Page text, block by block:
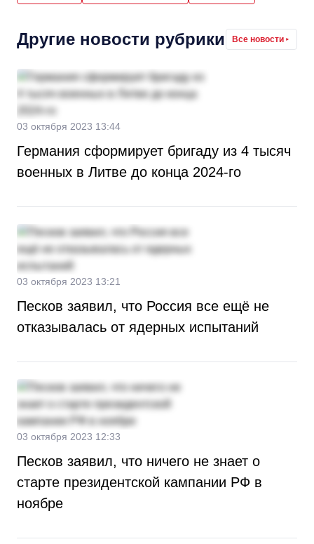
Другие новости рубрики Все новости
03 октября 2023 13:44
Германия сформирует бригаду из 4 тысяч
военных в Литве до конца 2024-го
03 октября 2023 13:21
Песков заявил, что Россия все ещё не
отказывалась от ядерных испытаний
03 октября 2023 12:33
Песков заявил, что ничего не знает о
старте президентской кампании РФ в
ноябре